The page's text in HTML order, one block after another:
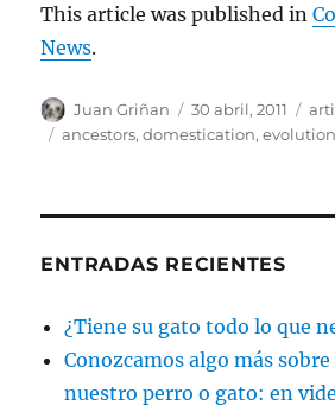
This article was published in
News.
Autor
Juan Griñan
Publicado
el
30 abril, 2011
Etiquetas
ancestors,domestication,evolution
ENTRADAS RECIENTES
¿Tiene su gato todo lo que
Conozcamos algo más
nuestro perro o gato: en